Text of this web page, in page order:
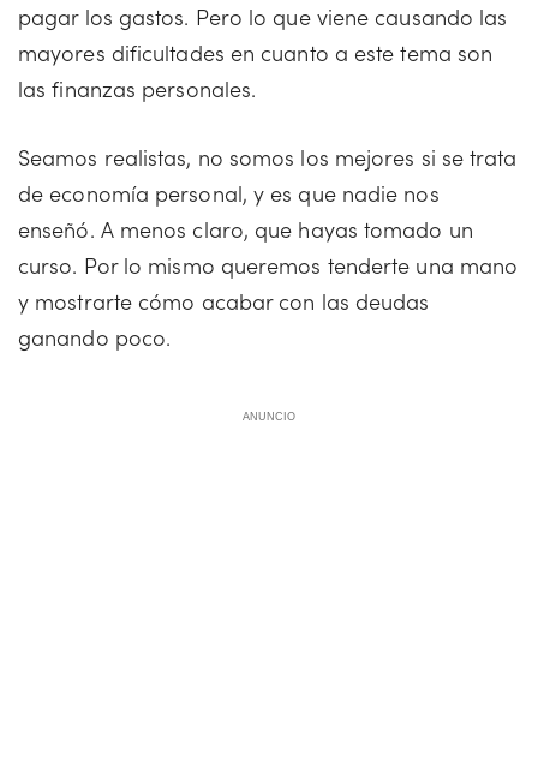
pagar los gastos. Pero lo que viene causando las
mayores dificultades en cuanto a este tema son
las finanzas personales.
Seamos realistas, no somos los mejores si se trata
de economía personal, y es que nadie nos
enseñó. A menos claro, que hayas tomado un
curso. Por lo mismo queremos tenderte una mano
y mostrarte cómo acabar con las deudas
ganando poco.
ANUNCIO